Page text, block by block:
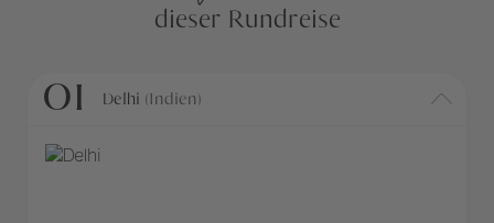
dieser Rundreise
01 Delhi (Indien)